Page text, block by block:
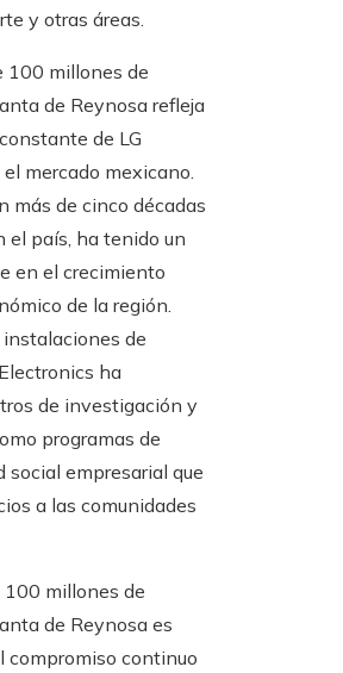
y otras áreas.
100 millones de
de Reynosa refleja
de LG
mercado mexicano.
más de cinco décadas
el país, ha tenido un
en el crecimiento
de la región.
de
ha
de investigación y
programas de
social empresarial que
a las comunidades
millones de
de Reynosa es
compromiso continuo